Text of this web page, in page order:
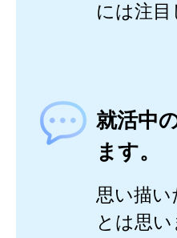
には注目
就活中
ます。
思い描
とは思